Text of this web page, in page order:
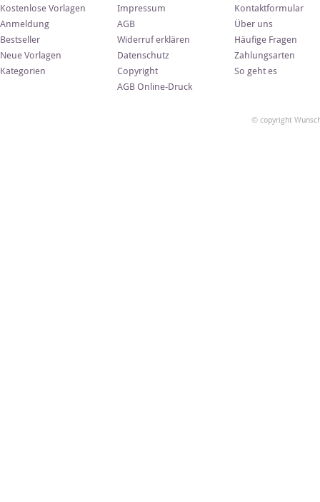
Kostenlose Vorlagen
Anmeldung
Bestseller
Neue Vorlagen
Kategorien
Impressum
AGB
Widerruf erklären
Datenschutz
Copyright
AGB Online-Druck
Kontaktformular
Über uns
Häufige Fragen
Zahlungsarten
So geht es
© copyright